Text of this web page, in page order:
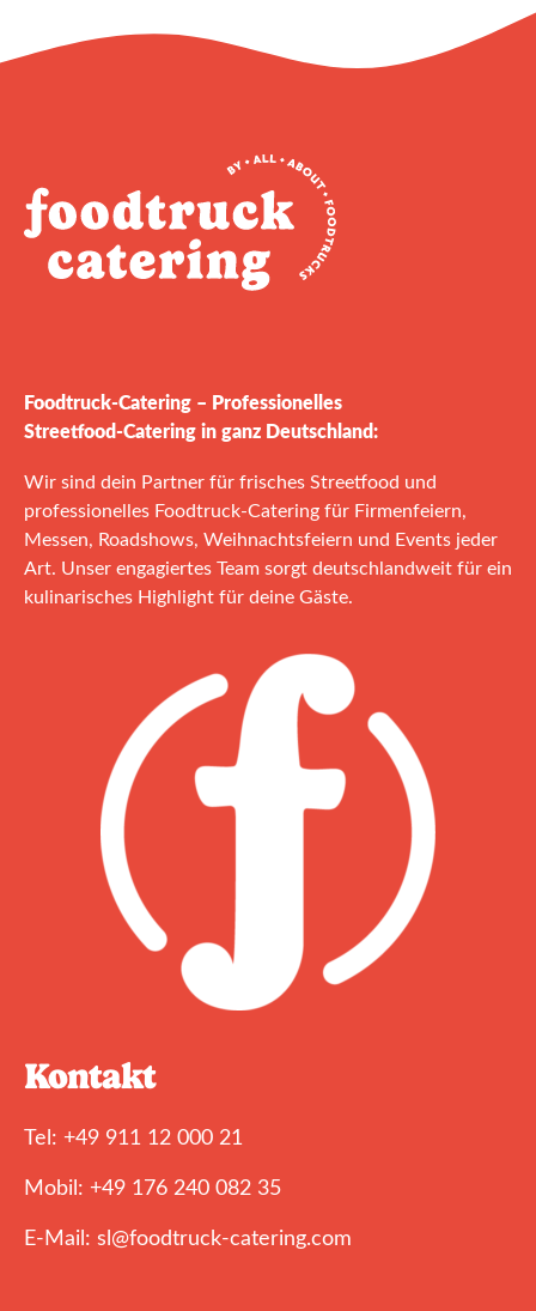
Foodtruck‑Catering – Professionelles
Streetfood‑Catering in ganz Deutschland:
Wir sind dein Partner für frisches Streetfood und
professionelles Foodtruck‑Catering für Firmenfeiern,
Messen, Roadshows, Weihnachtsfeiern und Events jeder
Art. Unser engagiertes Team sorgt deutschlandweit für ein
kulinarisches Highlight für deine Gäste.
Kontakt
Tel: +49 911 12 000 21
Mobil: +49 176 240 082 35
E-Mail: sl@foodtruck-catering.com